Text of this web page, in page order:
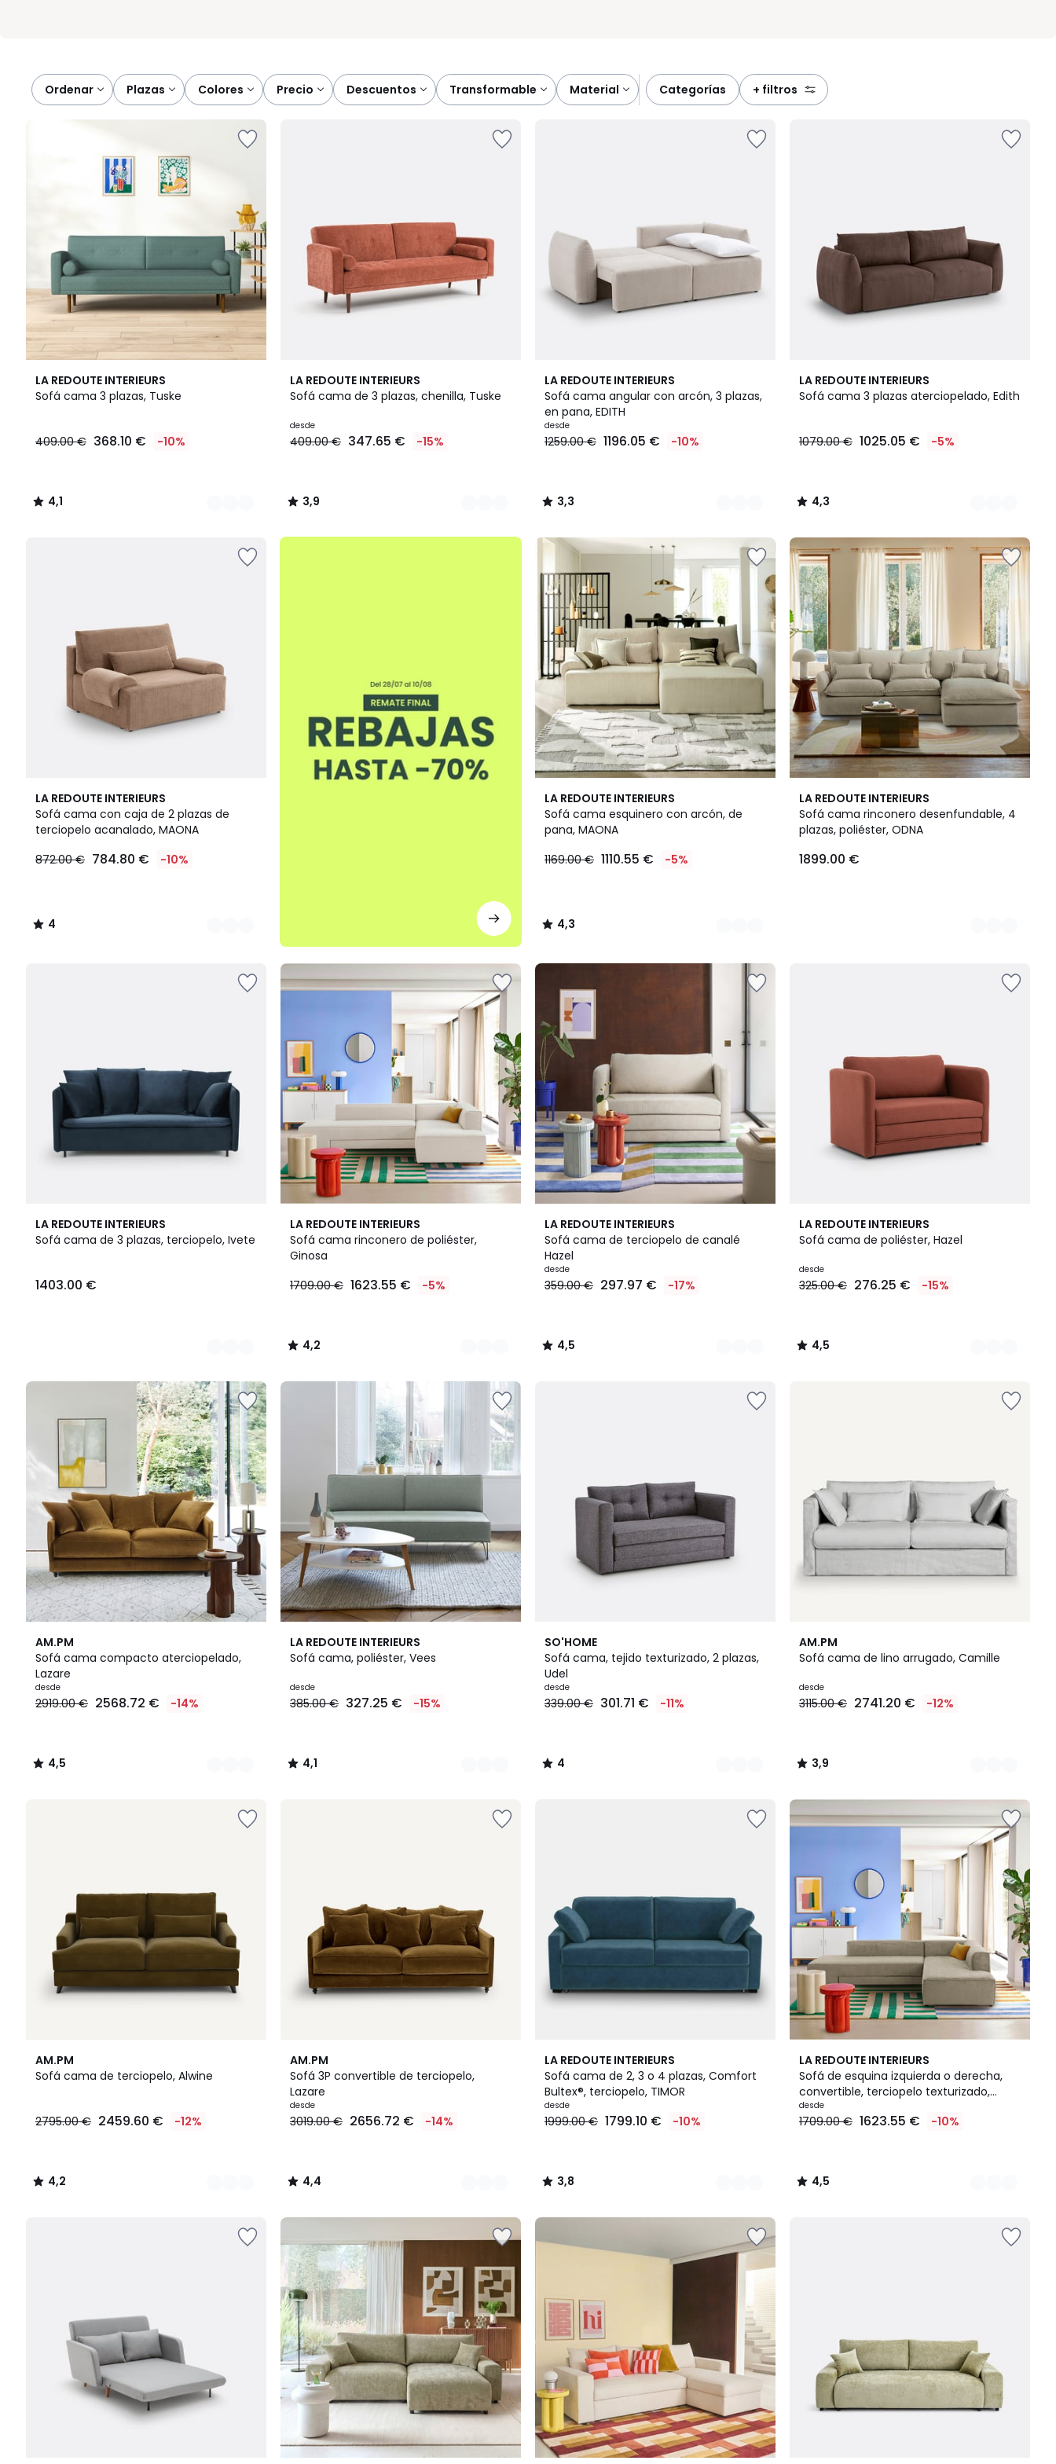
Ordenar plazas colores precio descuentos transformable material categorías + filtros
LA REDOUTE INTERIEURS
Sofá cama 3 plazas, Tuske
€
409.00
409.00 € 368.10 € -10%
4,1
/ 5
3
Colores
4,1
/
LA REDOUTE INTERIEURS
Sofá cama de 3 plazas, chenilla, Tuske
desde
409.00 € 347.65 € -15%
3,9
/ 5
4
Colores
3,9
/
LA REDOUTE INTERIEURS
Sofá cama angular con arcón, 3 plazas,
en pana, EDITH
desde
1259.00 € 1196.05 € -10%
3,3
/ 5
5
Colores
3,3
/
LA REDOUTE INTERIEURS
Sofá cama 3 plazas aterciopelado, Edith
1079.00 € 1025.05 € -5%
4,3
/ 5
5
Colores
4,3
/
LA REDOUTE INTERIEURS
Sofá cama con caja de 2 plazas de
terciopelo acanalado, MAONA
872.00 € 784.80 € -10%
4
/
5
7
Colores
4
/
.
LA REDOUTE INTERIEURS
Sofá cama esquinero con arcón, de
pana, MAONA
1169.00 € 1110.55 € -5%
4,3
/ 5
7
Colores
4,3
/
LA REDOUTE INTERIEURS
Sofá cama rinconero desenfundable, 4
plazas, poliéster, ODNA
1899.00 €
4
Colores
LA REDOUTE INTERIEURS
Sofá cama de 3 plazas, terciopelo, Ivete
1403.00 €
4
Colores
LA REDOUTE INTERIEURS
Sofá cama rinconero de poliéster,
Ginosa
1709.00 € 1623.55 € -5%
4,2
/ 5
3
Colores
4,2
/
LA REDOUTE INTERIEURS
Sofá cama de terciopelo de canalé
Hazel
desde
359.00 € 297.97 € -17%
4,5
/ 5
2
Colores
4,5
/
LA REDOUTE INTERIEURS
Sofá cama de poliéster, Hazel
desde
325.00 € 276.25 € -15%
4,5
/ 5
2
Colores
4,5
/
AM.PM
Sofá cama compacto aterciopelado,
Lazare
desde
2919.00 € 2568.72 € -14%
4,5
/ 5
16
Colores
4,5
/
LA REDOUTE INTERIEURS
Sofá cama, poliéster, Vees
desde
385.00 € 327.25 € -15%
4,1
/ 5
2
Colores
4,1
/
SO'HOME
Sofá cama, tejido texturizado, 2 plazas,
Udel
desde
339.00 € 301.71 € -11%
4
/
5
3
Colores
4
/
AM.PM
Sofá cama de lino arrugado, Camille
desde
3115.00 € 2741.20 € -12%
3,9
/ 5
2
Colores
3,9
/
AM.PM
Sofá cama de terciopelo, Alwine
2795.00 € 2459.60 € -12%
4,2
/ 5
15
Colores
4,2
/
AM.PM
Sofá 3P convertible de terciopelo,
Lazare
desde
3019.00 € 2656.72 € -14%
4,4
/ 5
16
Colores
4,4
/
LA REDOUTE INTERIEURS
Sofá cama de 2, 3 o 4 plazas, Comfort
Bultex®, terciopelo, TIMOR
desde
1999.00 € 1799.10 € -10%
3,8
/ 5
7
Colores
3,8
/
LA REDOUTE INTERIEURS
Sofá de esquina izquierda o derecha,
convertible, terciopelo texturizado,
Ginosa
desde
1709.00 € 1623.55 € -10%
4,5
/ 5
5
Colores
4,5
/